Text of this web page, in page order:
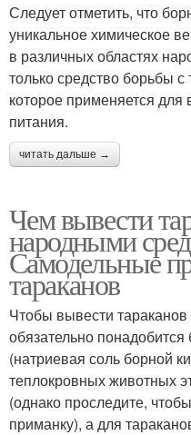
Следует отметить, что
уникальное химическое
в различных областях
только средство борьбы
которое применяется для
питания.
читать дальше →
Чем вывести
народными
Самодельные
тараканов
Чтобы вывести
обязательно
(натриевая соль борной
теплокровных животных
(однако проследите,
приманку), а для